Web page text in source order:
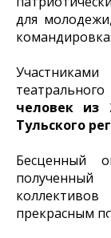
для
человек из
Тульского
Бесценный
прекрасным